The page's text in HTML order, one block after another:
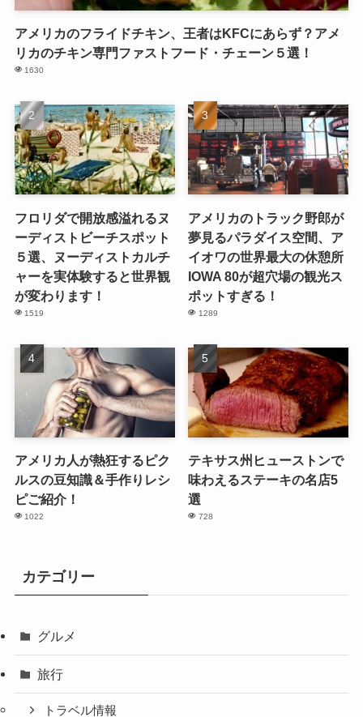
アメリカのフライドチキン、王者はKFCにあらず？アメ
リカのチキン専門ファストフード・チェーン５選！
1630
フロリダで開放感溢れるヌ
ーディストビーチスポット
５選、ヌーディストカルチ
ャーを実体験すると世界観
が変わります！
1519
アメリカのトラック野郎が
夢見るパラダイス空間、ア
イオワの世界最大の休憩所
IOWA 80が超穴場の観光ス
ポットすぎる！
1289
アメリカ人が熱狂するピク
ルスの豆知識＆手作りレシ
ピご紹介！
1022
テキサス州ヒューストンで
味わえるステーキの名店5
選
728
カテゴリー
グルメ
旅行
トラベル情報